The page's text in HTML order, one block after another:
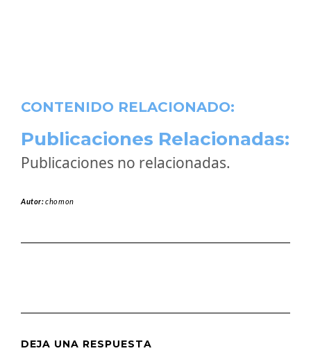
CONTENIDO RELACIONADO:
Publicaciones Relacionadas:
Publicaciones no relacionadas.
Autor:chomon
DEJA UNA RESPUESTA